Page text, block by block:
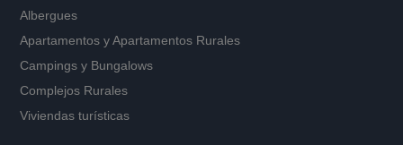
Albergues
Apartamentos yApartamentos Rurales
Campings y Bungalows
Complejos Rurales
Viviendas turísticas